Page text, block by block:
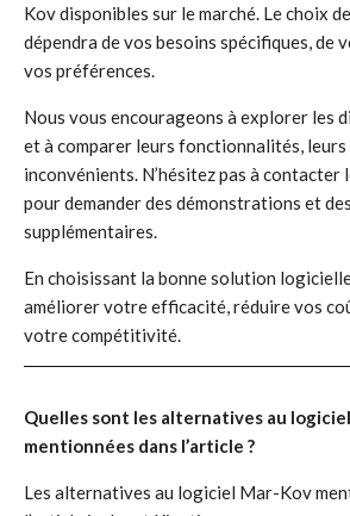
Kov disponibles sur le marché. Le choix
dépendra de vos besoins spécifiques, de
vos préférences.
Nous vous encourageons à explorer les
et à comparer leurs fonctionnalités,
inconvénients. N’hésitez pas à contacter
pour demander des démonstrations et
supplémentaires.
En choisissant la bonne solution
améliorer votre efficacité, réduire vos
votre compétitivité.
Quelles sont les alternatives au
mentionnées dans l’article ?
Les alternatives au logiciel Mar-Kov